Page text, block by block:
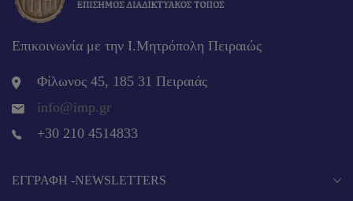
Επικοινωνία με την Ι.Μητρόπολη Πειραιώς
Φίλωνος 45, 185 31 Πειραιάς
info@imp.gr
+30 210 4514833
EΓΓΡΑΦΉ -NEWSLETTERS